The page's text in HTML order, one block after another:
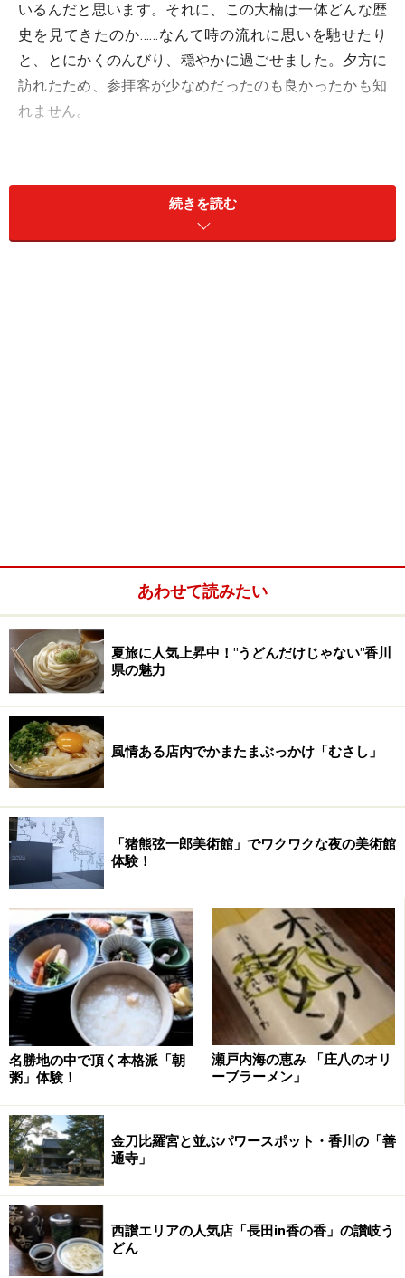
いるんだと思います。それに、この大楠は一体どんな歴
史を見てきたのか……なんて時の流れに思いを馳せたり
と、とにかくのんびり、穏やかに過ごせました。夕方に
訪れたため、参拝客が少なめだったのも良かったかも知
れません。
丸い形も香川独特で可愛らしかったです。名物のかたパ
ン（=硬いパン）をかじりながら、ぜひ散策を楽しんでく
ださい（ちなみに善通寺は西院と東院に分かれていて、
アクセス：JR善通寺駅から西へ約1.3km（徒歩約20分）
Yahoo!地図情報
HP：http://www.zentsuji.com/
※記事内容は執筆時点のものです。最新の内容をご確認くださ
続きを読む
あわせて読みたい
夏旅に人気上昇中！"うどんだけじゃない"香川
県の魅力
風情ある店内でかまたまぶっかけ「むさし」
「猪熊弦一郎美術館」でワクワクな夜の美術館
体験！
名勝地の中で頂く本格派「朝
粥」体験！
瀬戸内海の恵み 「庄八のオリ
ーブラーメン」
金刀比羅宮と並ぶパワースポット・香川の「善
通寺」
西讃エリアの人気店「長田in香の香」の讃岐う
どん